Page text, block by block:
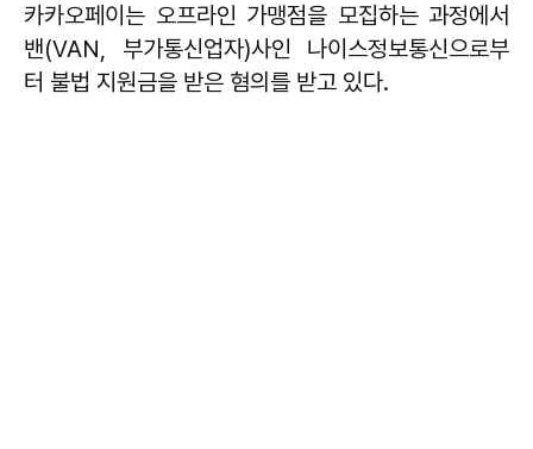
카카오페이는 오프라인 가맹점을 모집하는 과정에서
밴(VAN, 부가통신업자)사인 나이스정보통신으로부
터 불법 지원금을 받은 혐의를 받고 있다.